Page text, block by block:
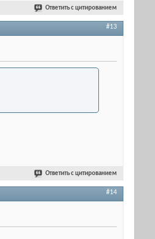
Ответить с цитированием
#13
Ответить с цитированием
#14